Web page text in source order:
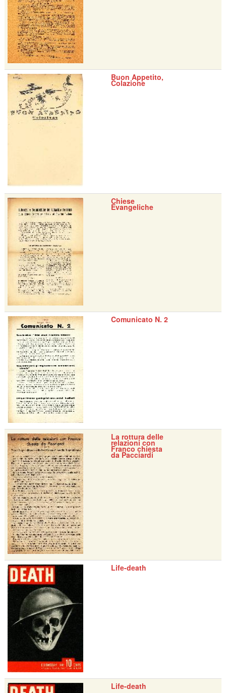
Buon Appetito,
Colazione
Chiese
Evangeliche
Comunicato N. 2
La rottura delle
relazioni con
Franco chiesta
da Pacciardi
Life-death
Life-death